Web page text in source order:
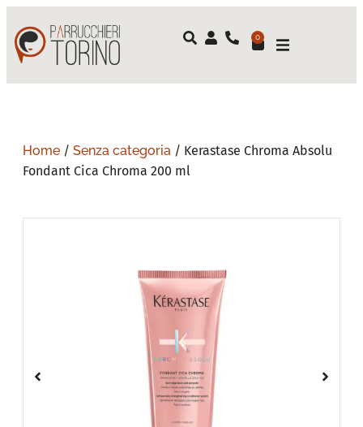
0
Home / Senza categoria / Kerastase Chroma Absolu
Fondant Cica Chroma 200 ml